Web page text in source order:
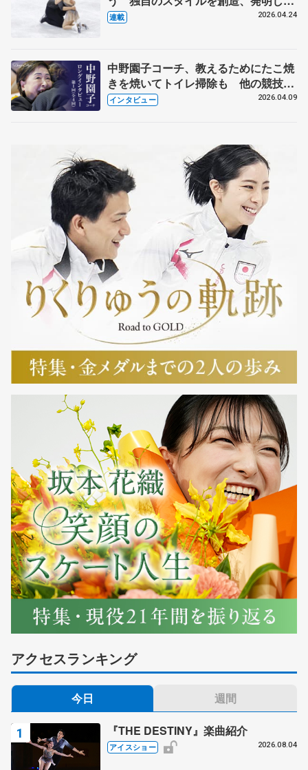
【引退発表後②】
連載 2026.04.24
中野園子コーチ、教えるためにたこ焼
きを焼いてトイレ掃除も 他の競技に
も通用するという坂本花織の筋肉
インタビュー 2026.04.09
アクセスランキング
今日 週間
『THE DESTINY』楽曲紹介
アイスショー 2026.08.04